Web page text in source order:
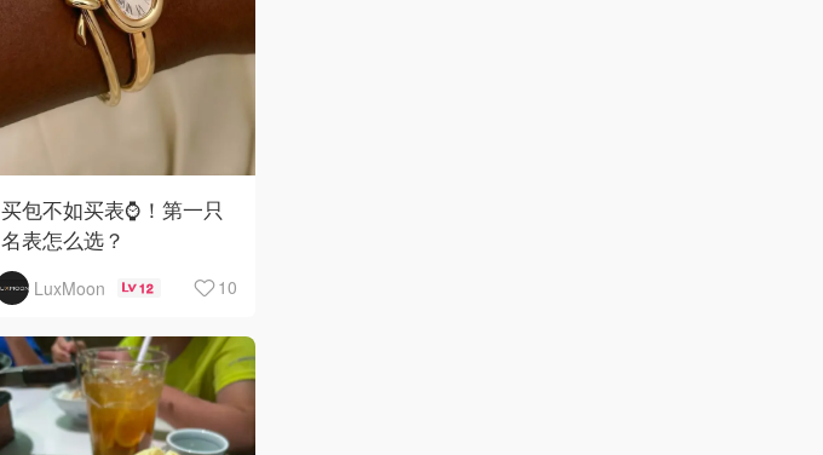
买包不如买表⌚️！第一只
名表怎么选？
LuxMoon 12 10